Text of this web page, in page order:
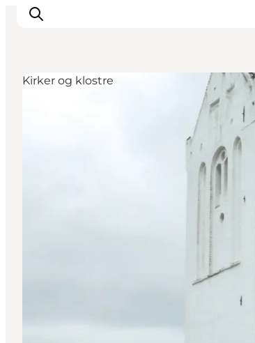
Kirker og klostre